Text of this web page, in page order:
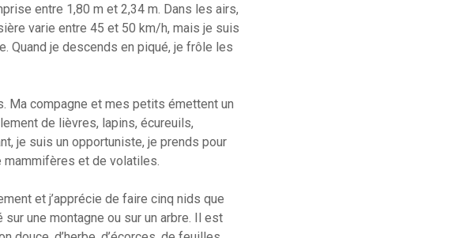
entre 1,80 m et 2,34 m. Dans les airs,
varie entre 45 et 50 km/h, mais je suis
Quand je descends en piqué, je frôle les
compagne et mes petits émettent un
de lièvres, lapins, écureuils,
je suis un opportuniste, je prends pour
et de volatiles.
et j’apprécie de faire cinq nids que
une montagne ou sur un arbre. Il est